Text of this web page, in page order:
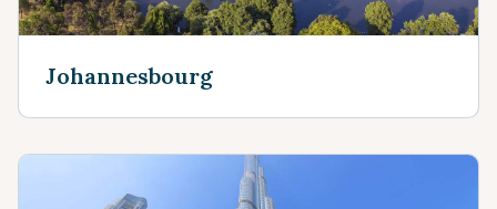
Johannesbourg